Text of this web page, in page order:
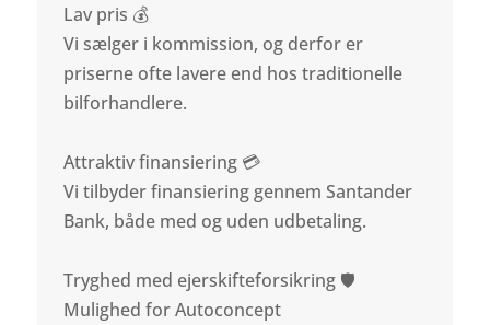
Lav pris 💰
Vi sælger i kommission, og derfor er
priserne ofte lavere end hos traditionelle
bilforhandlere.
Attraktiv finansiering 💳
Vi tilbyder finansiering gennem Santander
Bank, både med og uden udbetaling.
Tryghed med ejerskifteforsikring 🛡️
Mulighed for Autoconcept